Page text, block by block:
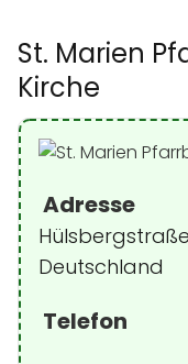
St. Marien
Kirche
Adresse
Deutschland
Telefon